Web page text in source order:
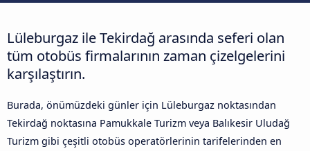
Lüleburgaz ile Tekirdağ arasında seferi olan
tüm otobüs firmalarının zaman çizelgelerini
karşılaştırın.
Burada, önümüzdeki günler için Lüleburgaz noktasından
Tekirdağ noktasına Pamukkale Turizm veya Balıkesir Uludağ
Turizm gibi çeşitli otobüs operatörlerinin tarifelerinden en